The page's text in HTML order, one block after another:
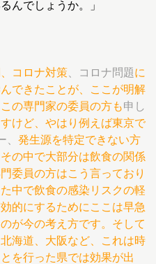
んでしょうか。」
コロナ対策 、コロナ問題に
できたことが、ここが明解
の専門家の委員の方も申し
けど、やはり例えば東京で
、 発生源を特定できない方
その中で大部分は飲食の関係
委員の方はこう言っており
中で飲食の感染リスクの軽
的にするためにここは早急
が今の考え方です。そして
海道、大阪など、これは時
を行った県では効果が出